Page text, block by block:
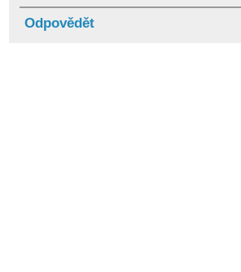
Odpovědět